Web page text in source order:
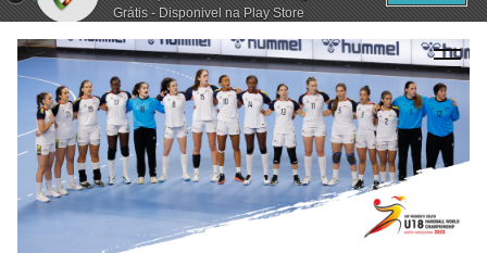
Grátis - Disponivel na Play Store